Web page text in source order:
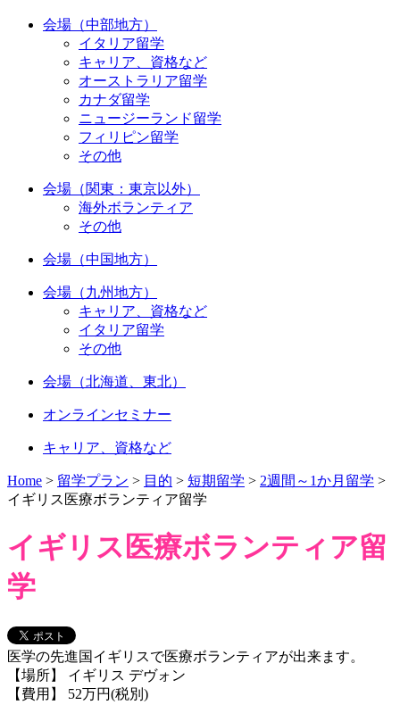
会場（中部地方）
イタリア留学
キャリア、資格など
オーストラリア留学
カナダ留学
ニュージーランド留学
フィリピン留学
その他
会場（関東：東京以外）
海外ボランティア
その他
会場（中国地方）
会場（九州地方）
キャリア、資格など
イタリア留学
その他
会場（北海道、東北）
オンラインセミナー
キャリア、資格など
Home > 留学プラン > 目的 > 短期留学 > 2週間～1か月留学 >
イギリス医療ボランティア留学
イギリス医療ボランティア留
学
医学の先進国イギリスで医療ボランティアが出来ます。
【場所】 イギリス デヴォン
【費用】 52万円(税別)